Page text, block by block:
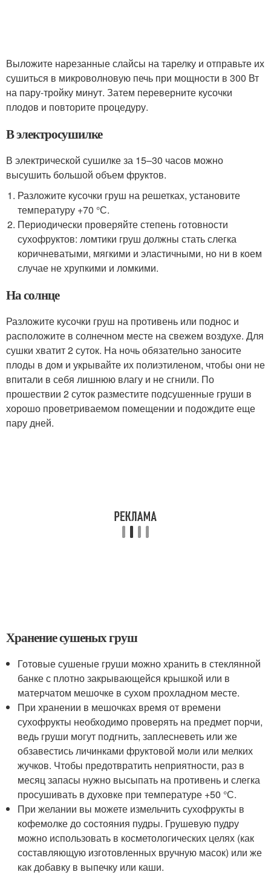
Выложите нарезанные слайсы на тарелку и отправьте их
сушиться в микроволновую печь при мощности в 300 Вт
на пару-тройку минут. Затем переверните кусочки
плодов и повторите процедуру.
В электросушилке
В электрической сушилке за 15–30 часов можно
высушить большой объем фруктов.
Разложите кусочки груш на решетках, установите
температуру +70 °С.
Периодически проверяйте степень готовности
сухофруктов: ломтики груш должны стать слегка
коричневатыми, мягкими и эластичными, но ни в коем
случае не хрупкими и ломкими.
На солнце
Разложите кусочки груш на противень или поднос и
расположите в солнечном месте на свежем воздухе. Для
сушки хватит 2 суток. На ночь обязательно заносите
плоды в дом и укрывайте их полиэтиленом, чтобы они не
впитали в себя лишнюю влагу и не сгнили. По
прошествии 2 суток разместите подсушенные груши в
хорошо проветриваемом помещении и подождите еще
пару дней.
Хранение сушеных груш
Готовые сушеные груши можно хранить в стеклянной
банке с плотно закрывающейся крышкой или в
матерчатом мешочке в сухом прохладном месте.
При хранении в мешочках время от времени
сухофрукты необходимо проверять на предмет порчи,
ведь груши могут подгнить, заплесневеть или же
обзавестись личинками фруктовой моли или мелких
жучков. Чтобы предотвратить неприятности, раз в
месяц запасы нужно высыпать на противень и слегка
просушивать в духовке при температуре +50 °С.
При желании вы можете измельчить сухофрукты в
кофемолке до состояния пудры. Грушевую пудру
можно использовать в косметологических целях (как
составляющую изготовленных вручную масок) или же
как добавку в выпечку или каши.